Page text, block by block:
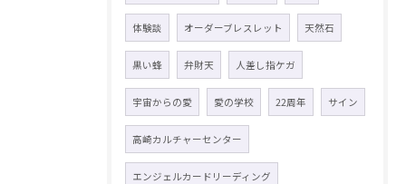
体験談 オーダーブレスレット 天然石
黒い蜂 弁財天 人差し指ケガ
宇宙からの愛 愛の学校 22周年 サイン
高崎カルチャーセンター
エンジェルカードリーディング